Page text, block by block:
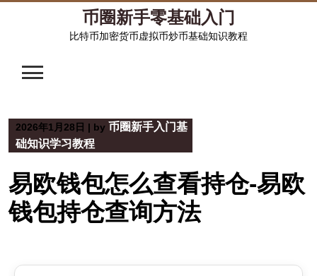
币圈新手零基础入门
比特币加密货币虚拟币炒币基础知识教程
2026年1月28日 | by 币圈新手入门基
础知识学习教程
易欧钱包怎么查看持仓-易欧
钱包持仓查询方法